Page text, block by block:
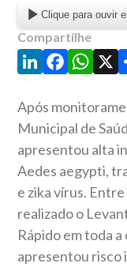
Clique para ouvir
Compartilhe
LinkedIn
X
Após
Municipal de
apresentou alta
Aedes aegypti,
e zika vírus.
realizado o
Rápido em toda
apresentou risco